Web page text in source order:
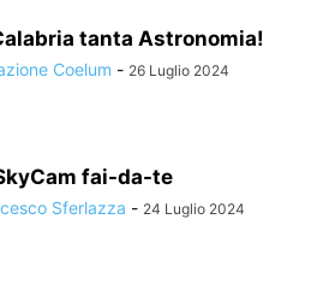
tanta Astronomia!
Coelum - 26 Luglio 2024
fai-da-te
Sferlazza - 24 Luglio 2024